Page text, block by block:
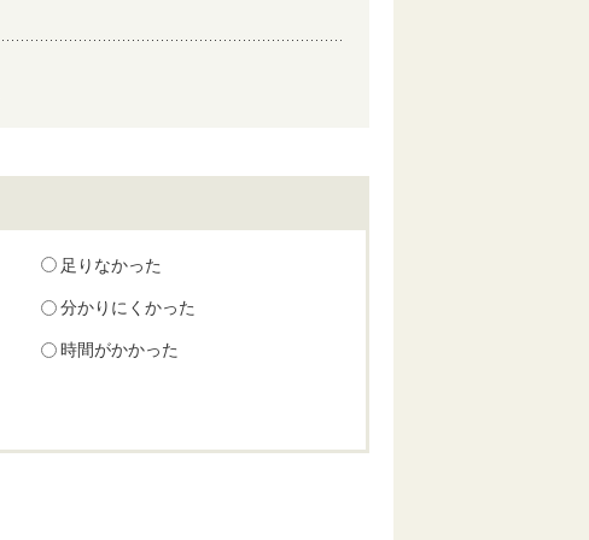
足りなかった
分かりにくかった
時間がかかった